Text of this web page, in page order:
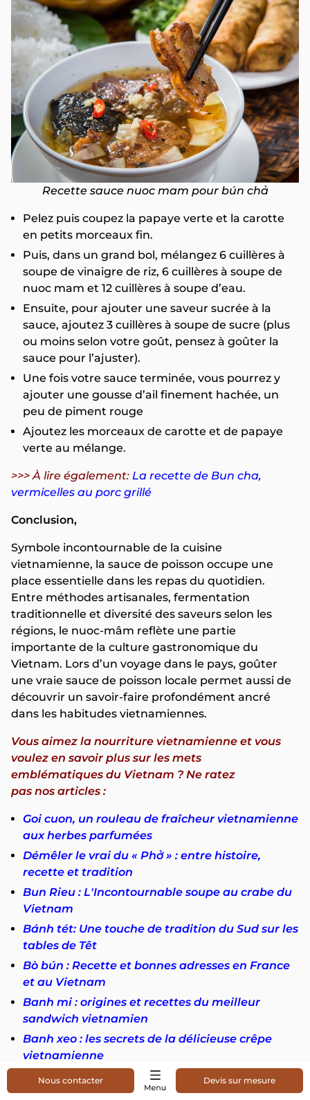
Recette sauce nuoc mam pour bún chả
Pelez puis coupez la papaye verte et la carotte
en petits morceaux fin.
Puis, dans un grand bol, mélangez 6 cuillères à
soupe de vinaigre de riz, 6 cuillères à soupe de
nuoc mam et 12 cuillères à soupe d’eau.
Ensuite, pour ajouter une saveur sucrée à la
sauce, ajoutez 3 cuillères à soupe de sucre (plus
ou moins selon votre goût, pensez à goûter la
sauce pour l’ajuster).
Une fois votre sauce terminée, vous pourrez y
ajouter une gousse d’ail finement hachée, un
peu de piment rouge
Ajoutez les morceaux de carotte et de papaye
verte au mélange.
>>> À lire également: La recette de Bun cha,
vermicelles au porc grillé
Conclusion,
Symbole incontournable de la cuisine
vietnamienne, la sauce de poisson occupe une
place essentielle dans les repas du quotidien.
Entre méthodes artisanales, fermentation
traditionnelle et diversité des saveurs selon les
régions, le nuoc-mâm reflète une partie
importante de la culture gastronomique du
Vietnam. Lors d’un voyage dans le pays, goûter
une vraie sauce de poisson locale permet aussi de
découvrir un savoir-faire profondément ancré
dans les habitudes vietnamiennes.
Vous aimez la nourriture vietnamienne et vous
voulez en savoir plus sur les mets
emblématiques du Vietnam ? Ne ratez
pas nos articles :
Goi cuon, un rouleau de fraîcheur vietnamienne
aux herbes parfumées
Démêler le vrai du « Phở » : entre histoire,
recette et tradition
Bun Rieu : L'Incontournable soupe au crabe du
Vietnam
Bánh tét: Une touche de tradition du Sud sur les
tables de Têt
Bò bún : Recette et bonnes adresses en France
et au Vietnam
Banh mi : origines et recettes du meilleur
sandwich vietnamien
Banh xeo : les secrets de la délicieuse crêpe
vietnamienne
Cơm Tấm : Du riz brisé au symbole culinaire du
Sud-Vietnam
Nous contacter Devis sur mesure